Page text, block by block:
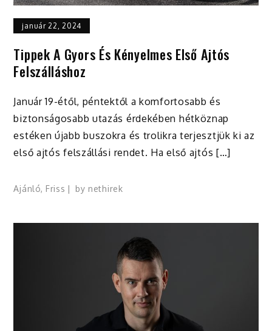
január 22, 2024
Tippek A Gyors És Kényelmes Első Ajtós
Felszálláshoz
Január 19-étől, péntektől a komfortosabb és
biztonságosabb utazás érdekében hétköznap
estéken újabb buszokra és trolikra terjesztjük ki az
első ajtós felszállási rendet. Ha első ajtós […]
Ajánló, Friss by nethirek